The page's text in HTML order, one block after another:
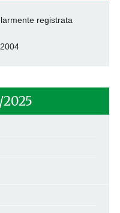
registrata